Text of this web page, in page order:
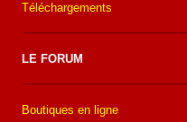
Téléchargements
LE FORUM
Boutiques en ligne